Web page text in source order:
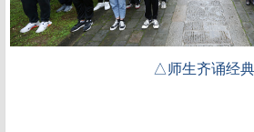
△师生齐诵经典